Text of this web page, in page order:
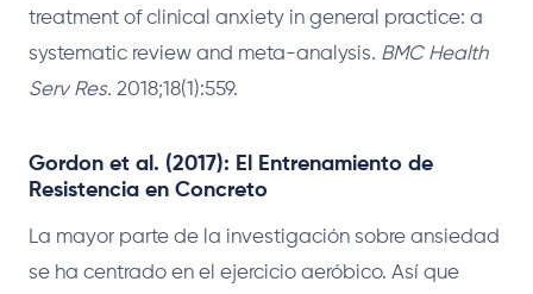
treatment of clinical anxiety in general practice: a
systematic review and meta-analysis. BMC Health
Serv Res. 2018;18(1):559.
Gordon et al. (2017): El Entrenamiento de
Resistencia en Concreto
La mayor parte de la investigación sobre ansiedad
se ha centrado en el ejercicio aeróbico. Así que